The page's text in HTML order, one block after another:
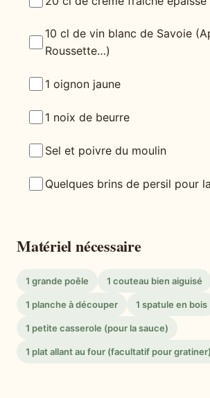
10 cl de vin blanc de Savoie
Roussette…)
1 oignon jaune
1 noix de beurre
Sel et poivre du moulin
Quelques brins de persil pour
Matériel nécessaire
1 grande poêle 1 couteau bien aiguisé
1 planche à découper 1 spatule en bois
1 petite casserole (pour la sauce)
1 plat allant au four (facultatif pour gratiner)